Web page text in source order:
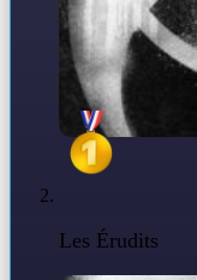
Les Érudits